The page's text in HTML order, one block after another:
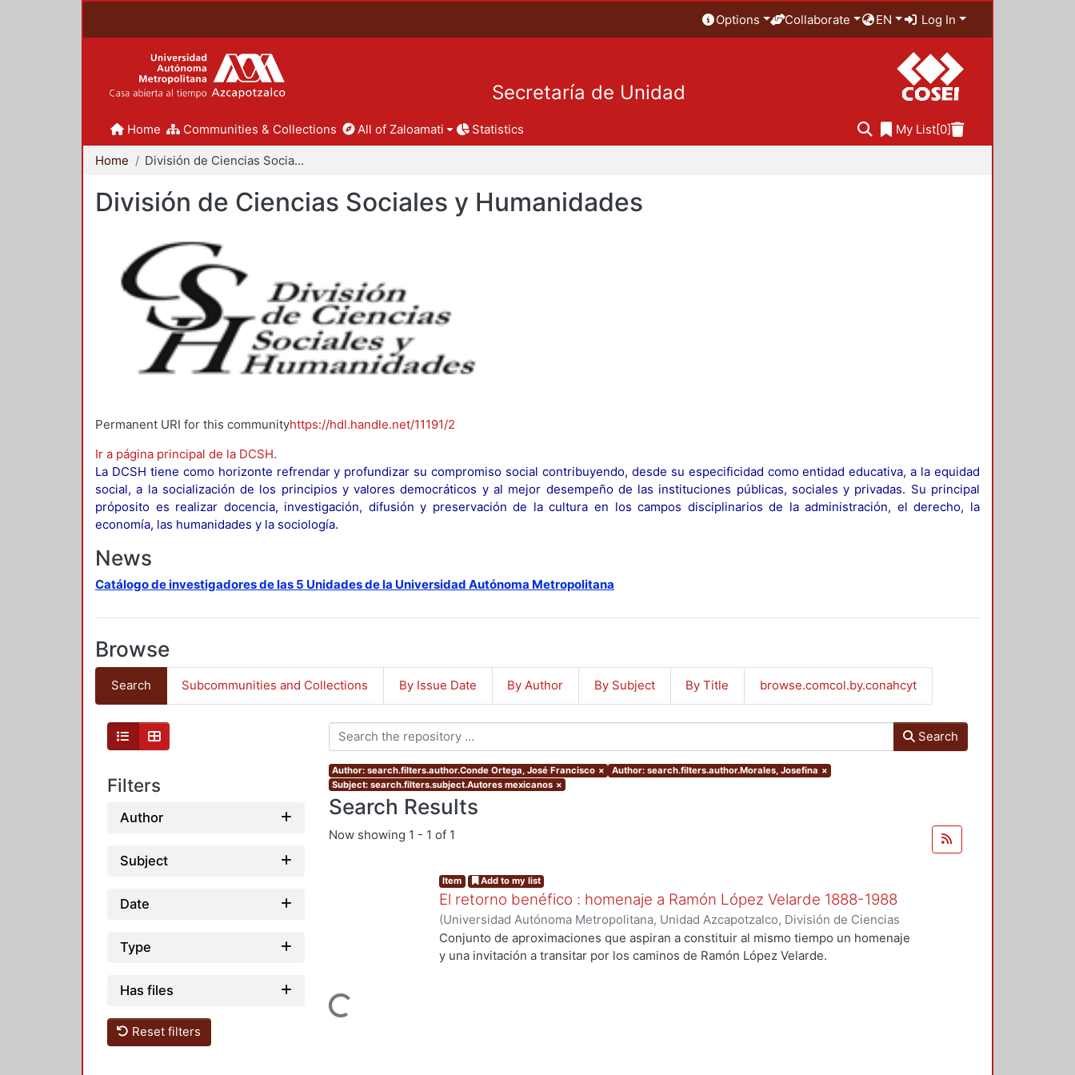
Options Collaborate EN Log In
Secretaría de Unidad
Home Communities & Collections All of Zaloamati Statistics My List[0]
Home División de Ciencias Sociales y Humanidades
División de Ciencias Sociales y Humanidades
Permanent URI for this communityhttps://hdl.handle.net/11191/2
Ir a página principal de la DCSH.
La DCSH tiene como horizonte refrendar y profundizar su compromiso social contribuyendo, desde su especificidad como entidad educativa, a la equidad
social, a la socialización de los principios y valores democráticos y al mejor desempeño de las instituciones públicas, sociales y privadas. Su principal
próposito es realizar docencia, investigación, difusión y preservación de la cultura en los campos disciplinarios de la administración, el derecho, la
economía, las humanidades y la sociología.
News
Catálogo de investigadores de las 5 Unidades de la Universidad Autónoma Metropolitana
Browse
Search Subcommunities and Collections By Issue Date By Author By Subject By Title browse.comcol.by.conahcyt
Filters
Author
Subject
Date
Type
Has files
Reset filters
Search
Author: search.filters.author.Conde Ortega, José Francisco × Author: search.filters.author.Morales, Josefina ×
Subject: search.filters.subject.Autores mexicanos ×
Search Results
Now showing 1 - 1 of 1
Loading...
Item Add to my list
El retorno benéfico : homenaje a Ramón López Velarde 1888-1988
(Universidad Autónoma Metropolitana, Unidad Azcapotzalco, División de Ciencias
Sociales y Humanidades, Departamento de Humanidades, Área de Literatura, Área
de Historia de México,1988)Quirarte, Vicente ;Conde Ortega, José Francisco
Conjunto de aproximaciones que aspiran a constituir al mismo tiempo un homenaje
y una invitación a transitar por los caminos de Ramón López Velarde.